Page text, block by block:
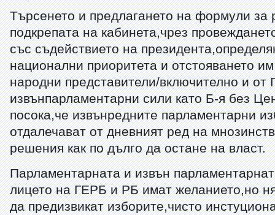
Търсенето и предлагането на формули за
подкрепата на кабинета,чрез
със съдействието на
национални приоритета и отстояването
народни представители/включително и от
извънпарламентарни сили като Б-я без
посока,че извънредните парламентарни
отдалечават от дневният ред на
решения как по дълго да остане на власт.
Парламентарната и извън
лицето на ГЕРБ и РБ имат желанието,но
да предизвикат изборите,чисто